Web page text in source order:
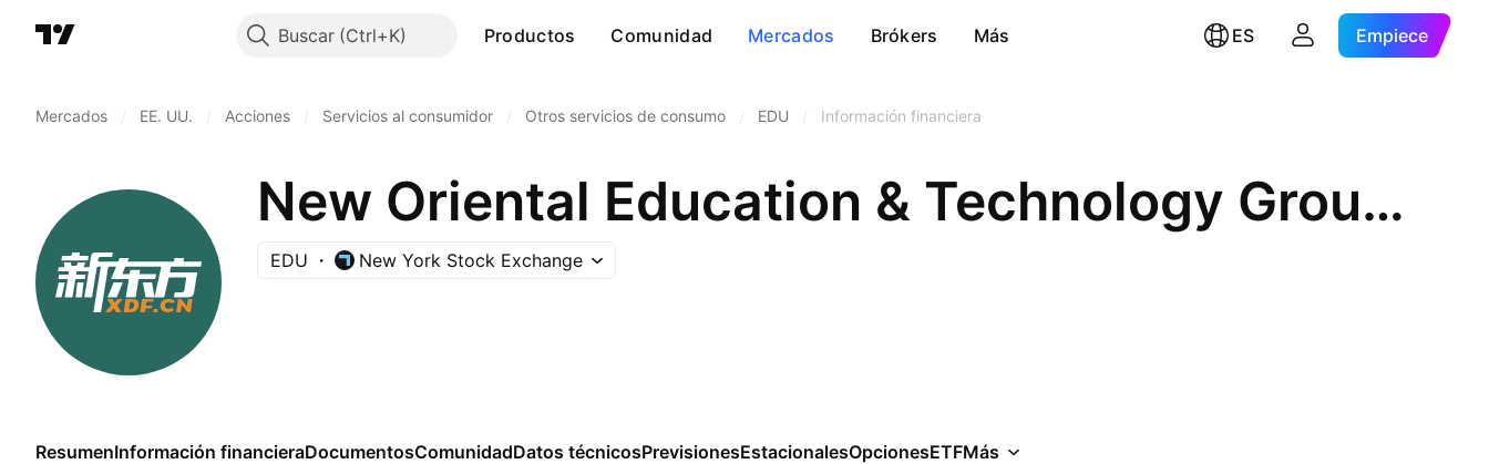
Buscar Productos Comunidad Mercados Brókers Más ES Empiece
Mercados EE. UU. Acciones Servicios al consumidor Otros servicios de consumo EDU Información financiera
New Oriental Education & Technology Group, Inc. Sponsored
EDU New York Stock Exchange
ResumenInformación financieraDocumentosComunidadDatos técnicosPrevisionesEstacionalesOpcionesETFMás